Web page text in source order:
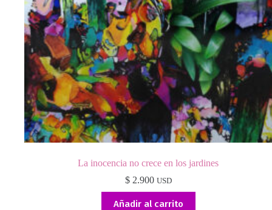
La inocencia no crece en los jardines
$2.900 USD
Añadir al carrito